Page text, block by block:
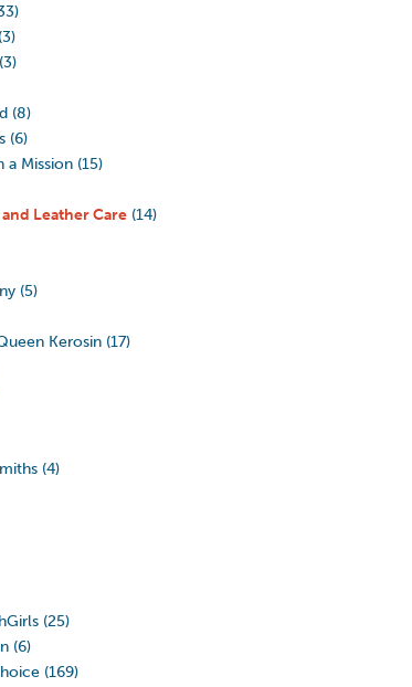
(3)
(3)
(8)
(6)
a Mission (15)
and Leather Care (14)
(5)
Kerosin (17)
(4)
(25)
(6)
(169)